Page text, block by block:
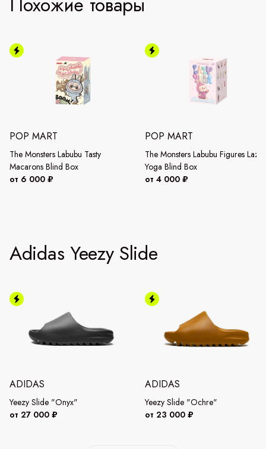
POP MART
The Monsters Labubu Tasty
Macarons Blind Box
от 6 000 ₽
POP MART
The Monsters Labubu Figures Lazy
Yoga Blind Box
от 4 000 ₽
Adidas Yeezy Slide
ADIDAS
Yeezy Slide "Onyx"
от 27 000 ₽
ADIDAS
Yeezy Slide "Ochre"
от 23 000 ₽